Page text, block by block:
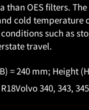
than OES filters.
cold temperature
such as
travel.
= 240 mm; Height
340, 343, 345